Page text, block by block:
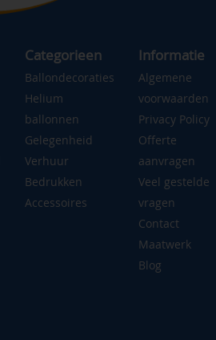
Categorieen
Ballondecoraties
Helium
ballonnen
Gelegenheid
Verhuur
Bedrukken
Accessoires
Informatie
Algemene
voorwaarden
Privacy Policy
Offerte
aanvragen
Veel gestelde
vragen
Contact
Maatwerk
Blog